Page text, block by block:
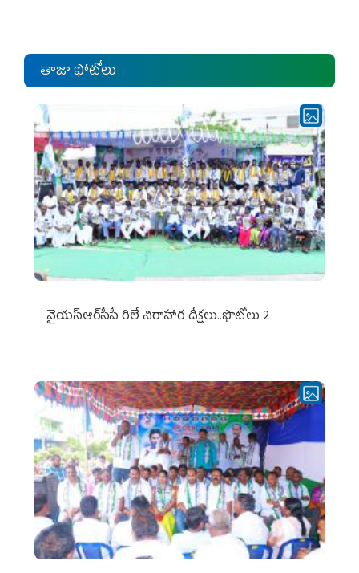
తాజా ఫోటోలు
వైయ‌స్ఆర్‌సీపీ రిలే నిరాహార దీక్షలు..ఫొటోలు 2